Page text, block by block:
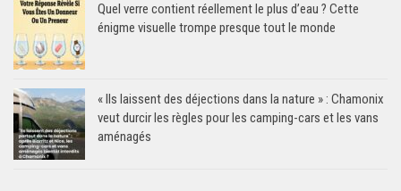
Quel verre contient réellement le plus d’eau ? Cette
énigme visuelle trompe presque tout le monde
« Ils laissent des déjections dans la nature » : Chamonix
veut durcir les règles pour les camping-cars et les vans
aménagés